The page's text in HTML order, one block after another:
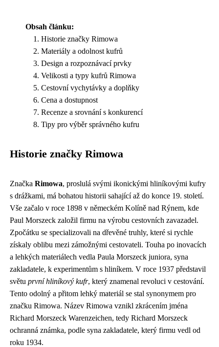
Obsah článku:
Historie značky Rimowa
Materiály a odolnost kufrů
Design a rozpoznávací prvky
Velikosti a typy kufrů Rimowa
Cestovní vychytávky a doplňky
Cena a dostupnost
Recenze a srovnání s konkurencí
Tipy pro výběr správného kufru
Historie značky Rimowa
Značka Rimowa, proslulá svými ikonickými hliníkovými kufry
s drážkami, má bohatou historii sahající až do konce 19. století.
Vše začalo v roce 1898 v německém Kolíně nad Rýnem, kde
Paul Morszeck založil firmu na výrobu cestovních zavazadel.
Zpočátku se specializovali na dřevěné truhly, které si rychle
získaly oblibu mezi zámožnými cestovateli. Touha po inovacích
a lehkých materiálech vedla Paula Morszeck juniora, syna
zakladatele, k experimentům s hliníkem. V roce 1937 představil
světu první hliníkový kufr, který znamenal revoluci v cestování.
Tento odolný a přitom lehký materiál se stal synonymem pro
značku Rimowa. Název Rimowa vznikl zkrácením jména
Richard Morszeck Warenzeichen, tedy Richard Morszeck
ochranná známka, podle syna zakladatele, který firmu vedl od
roku 1934.